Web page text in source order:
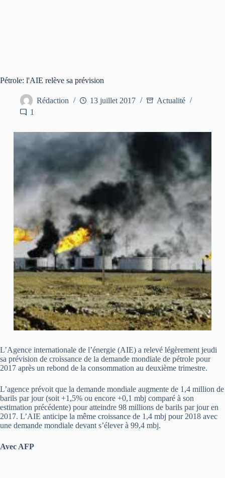
Pétrole: l'AIE relève sa prévision
Rédaction 13 juillet 2017
Actualité
1
L’Agence internationale de l’énergie (AIE) a relevé légèrement jeudi
sa prévision de croissance de la demande mondiale de pétrole pour
2017 après un rebond de la consommation au deuxième trimestre.
L’agence prévoit que la demande mondiale augmente de 1,4 million de
barils par jour (soit +1,5% ou encore +0,1 mbj comparé à son
estimation précédente) pour atteindre 98 millions de barils par jour en
2017. L’AIE anticipe la même croissance de 1,4 mbj pour 2018 avec
une demande mondiale devant s’élever à 99,4 mbj.
Avec AFP